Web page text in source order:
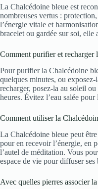
La Chalcédoine bleue est
nombreuses vertus :
l’énergie vitale et
bracelet ou gardée sur soi,
Comment purifier et recharger
Pour purifier la Chalcédoine
quelques minutes, ou
recharger, posez-la au soleil
heures. Évitez l’eau salée
Comment utiliser la
La Chalcédoine bleue peut
pour en recevoir l’énergie, en
l’autel de méditation. Vous
espace de vie pour diffuser
Avec quelles pierres associer